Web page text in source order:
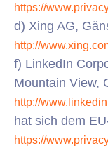
https://
d) Xing AG,
http://
f) LinkedIn
Mountain View,
http://
hat sich dem
https://